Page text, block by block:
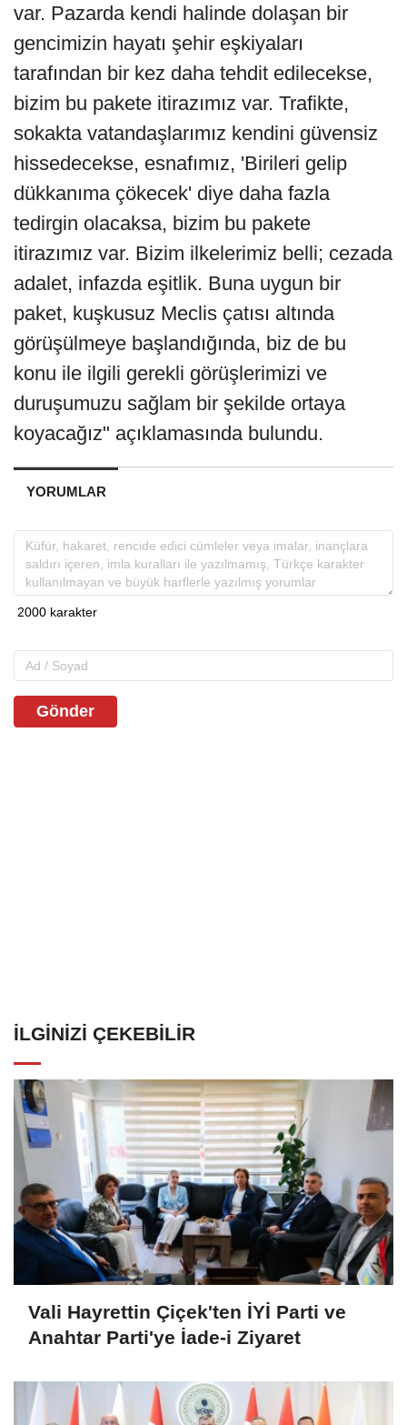
var. Pazarda kendi halinde dolaşan bir
gencimizin hayatı şehir eşkiyaları
tarafından bir kez daha tehdit edilecekse,
bizim bu pakete itirazımız var. Trafikte,
sokakta vatandaşlarımız kendini güvensiz
hissedecekse, esnafımız, 'Birileri gelip
dükkanıma çökecek' diye daha fazla
tedirgin olacaksa, bizim bu pakete
itirazımız var. Bizim ilkelerimiz belli; cezada
adalet, infazda eşitlik. Buna uygun bir
paket, kuşkusuz Meclis çatısı altında
görüşülmeye başlandığında, biz de bu
konu ile ilgili gerekli görüşlerimizi ve
duruşumuzu sağlam bir şekilde ortaya
koyacağız" açıklamasında bulundu.
YORUMLAR
Gönder
İLGINIZI ÇEKEBILIR
Vali Hayrettin Çiçek'ten İYİ Parti ve
Anahtar Parti'ye İade-i Ziyaret